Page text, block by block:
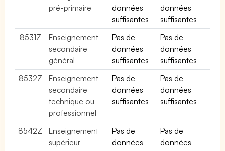
pré-primaire
données
suffisantes
données
suffisantes
8531Z
Enseignement
secondaire
général
Pas de
données
suffisantes
Pas de
données
suffisantes
8532Z
Enseignement
secondaire
technique ou
professionnel
Pas de
données
suffisantes
Pas de
données
suffisantes
8542Z
Enseignement
supérieur
Pas de
données
Pas de
données